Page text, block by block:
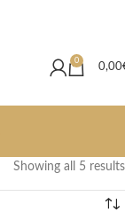
0
0,00
Showing all 5 results